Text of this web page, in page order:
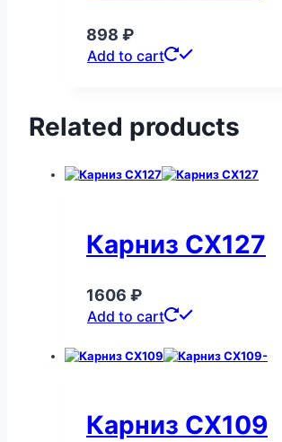
898 ₽
Add to cart
Related products
Карниз CX127
1606 ₽
Add to cart
Карниз CX109